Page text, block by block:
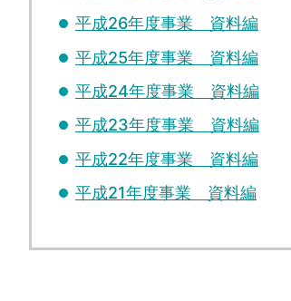
平成26年度事業 資料編
平成25年度事業 資料編
平成24年度事業 資料編
平成23年度事業 資料編
平成22年度事業 資料編
平成21年度事業 資料編